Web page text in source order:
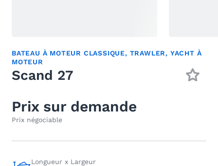
BATEAU À MOTEUR CLASSIQUE, TRAWLER, YACHT À
MOTEUR
Scand 27
Prix sur demande
Prix négociable
Longueur x Largeur